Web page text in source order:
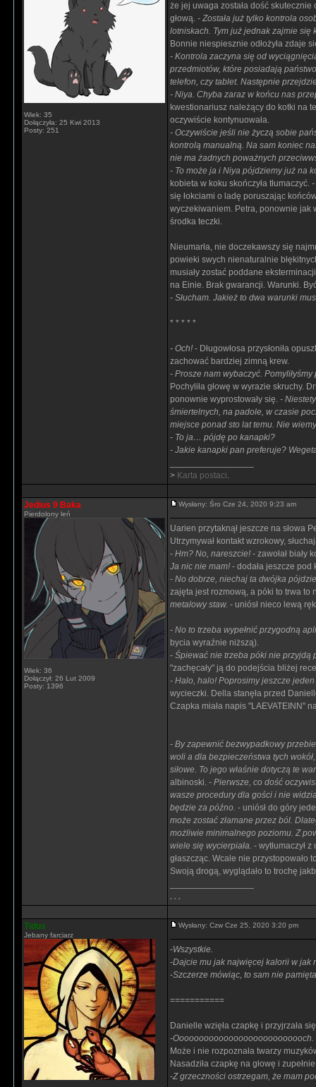
Wiek: 35
Dołączyła: 25 Kwi 2013
Posty: 251
że jej uwaga została dość
głową. - Została już tylko kontrola
lotniskach. Tym już jednak zajmie się
Bonnie niespiesznie odłożyła zdaje
- Kontrola zaczyna się od
przedmiotów, które posiadają
telefon, czy tablet. Następnie
- Niya. Chyba zaraz w końcu nas
kwestionariusz należący do kotki na
oczywiście kontynuowała.
- Oczywiście jeśli nie życzą sobie
kontrolą manualną. Na sam koniec
nie ma żadnych poważnych
- To może ja i Niya pójdziemy już na
kobieta w koku skończyła tłumaczyć. -
się łokciami o ladę poruszając
wyczekiwaniem. Petra, ponownie jak
środka teczki.
Nieumarła, nie doczekawszy się
powieki swych nienaturalnie
musiały zostać poddane
na Einie. Brak gwarancji. Warunki.
- Słucham. Jakież to dwa warunki
* * * * *
- Och! - Długowłosa przysłoniła
zachować bardziej zimną krew.
- Prosze nam wybaczyć.
Pochyliła głowę w wyrazie skruchy.
ponownie wyprostowały się. -
śmiertelnych, na padole, w czasie
miejsce ponad sto lat temu. Nie
- To ja… pójdę po kanapki?
- Jakie kanapki pan preferuje?
> Karta postaci.
Jedius 9 Baka
Pierdolony leń
Wiek: 36
Dołączył: 26 Lut 2009
Posty: 1396
Wysłany: Śro Cze 24, 2020 9:23 am
Uarien przytaknął jeszcze na słowa
Utrzymywał kontakt wzrokowy,
- Hm? No, nareszcie! - zawołał
Ja nic nie mam! - dodała jeszcze pod
- No dobrze, niechaj ta dwójka
zajęta jest rozmową, a póki to trwa
metalowy staw. - uniósł nieco lewą
- No to trzeba wypełnić przygodną
bycia wyraźnie niższą).
- Śpiewać nie trzeba póki nie przyjdą
"zachęcały" ją do podejścia bliżej
- Halo, halo! Poprosimy jeszcze
wycieczki. Della stanęła przed
Czapka miała napis "LAEVATEINN"
- By zapewnić bezwypadkowy
woli a dla bezpieczeństwa tych
siłowe. To jego właśnie dotyczą te
albinoski. - Pierwsze, co dość
wasze procedury dla gości i nie
będzie za późno. - uniósł do góry
może zostać złamane przez ból.
możliwie minimalnego poziomu. Z
wiele się wycierpiała. - wytłumaczył
głaszcząc. Wcale nie
Swoją drogą, wyglądało to trochę
. . .
Tidus
Jebany farciarz
Wysłany: Czw Cze 25, 2020 3:20 pm
-Wszystkie.
-Dajcie mu jak najwięcej kalorii w jak
-Szczerze mówiąc, to sam nie
===========
Danielle wzięła czapkę i przyjrzała
-Ooooooooooooooooooooooooooch.
Może i nie rozpoznała twarzy
Nasadziła czapkę na głowę i
-Z grzeczności ostrzegam, że mam